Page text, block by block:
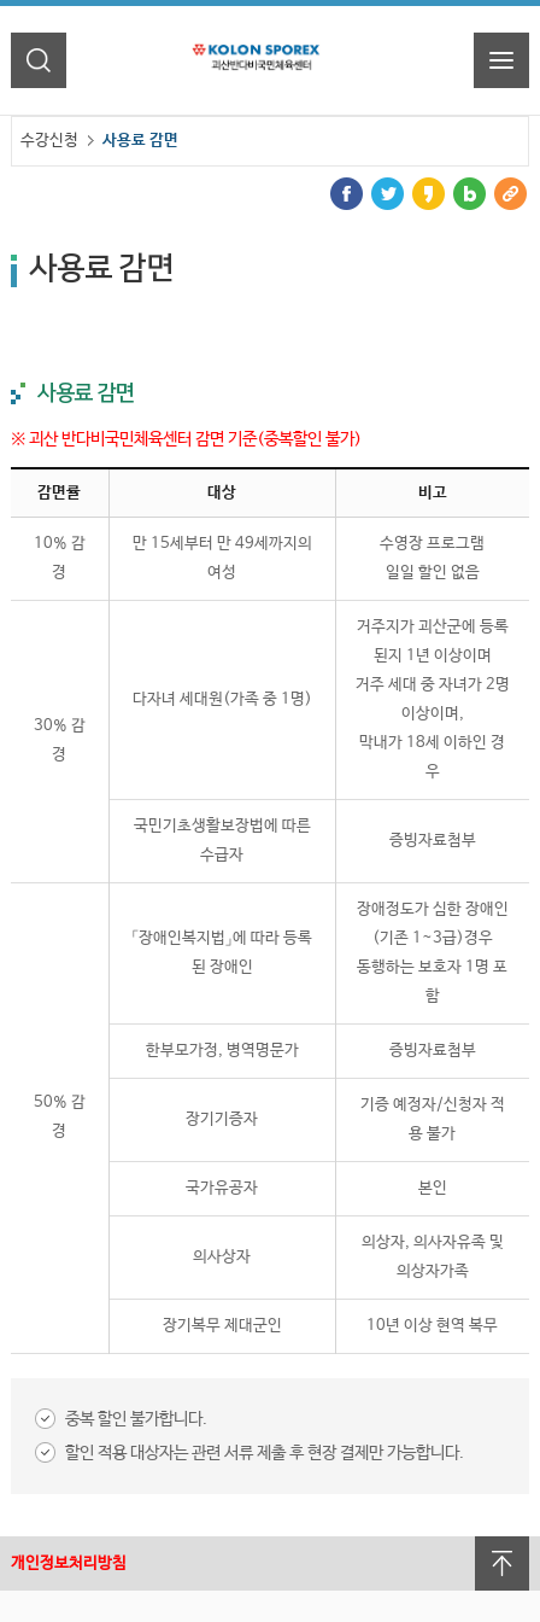
수강신청 사용료 감면
사용료 감면
사용료 감면
※ 괴산 반다비국민체육센터 감면 기준(중복할인 불가)
감면률 대상 비고
10% 감
경
만 15세부터 만 49세까지의
여성
수영장 프로그램
일일 할인 없음
30% 감
경
다자녀 세대원(가족 중 1명)
거주지가 괴산군에 등록
된지 1년 이상이며
거주 세대 중 자녀가 2명
이상이며,
막내가 18세 이하인 경
우
국민기초생활보장법에 따른
수급자
증빙자료첨부
50% 감
경
「장애인복지법」에 따라 등록
된 장애인
장애정도가 심한 장애인
(기존 1~3급)경우
동행하는 보호자 1명 포
함
한부모가정, 병역명문가 증빙자료첨부
장기기증자
기증 예정자/신청자 적
용 불가
국가유공자 본인
의사상자
의상자, 의사자유족 및
의상자가족
장기복무 제대군인 10년 이상 현역 복무
중복 할인 불가합니다.
할인 적용 대상자는 관련 서류 제출 후 현장 결제만 가능합니다.
개인정보처리방침